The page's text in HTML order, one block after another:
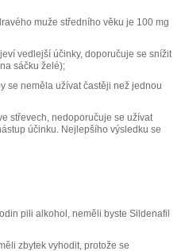
muže středního věku je 100 mg
vedlejší účinky, doporučuje se snížit
sáčku želé);
se neměla užívat častěji než jednou
střevech, nedoporučuje se užívat
účinku. Nejlepšího výsledku se
pili alkohol, neměli byste Sildenafil
zbytek vyhodit, protože se